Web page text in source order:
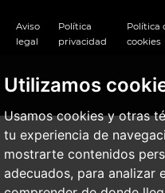
Utilizamos
Usamos cookies y otras
tu experiencia de
mostrarte contenidos
adecuados, para analizar
Aviso
legal
Política
privacidad
Política
cookies